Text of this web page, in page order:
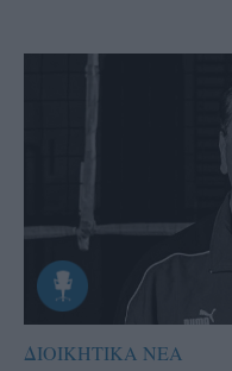
ΔΙΟΙΚΗΤΙΚΑ ΝΕΑ